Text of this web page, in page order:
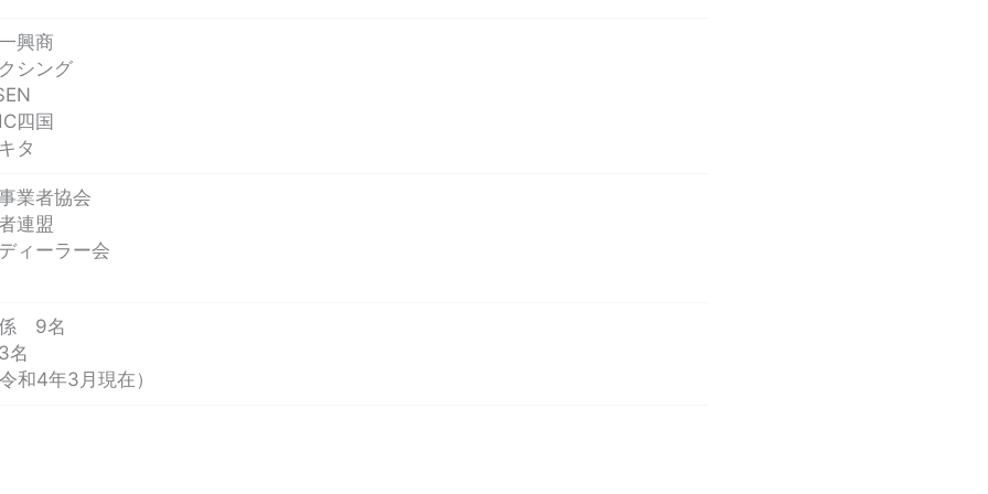
興商
シング
四国
タ
業者協会
連盟
ィーラー会
係 9名
名
和4年3月現在）